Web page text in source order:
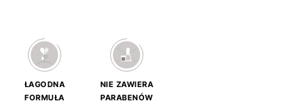
ŁAGODNA
FORMUŁA
NIE ZAWIERA
PARABENÓW